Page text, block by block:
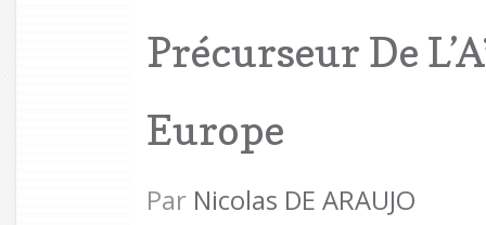
Précurseur De
Europe
Par Nicolas DE ARAUJO